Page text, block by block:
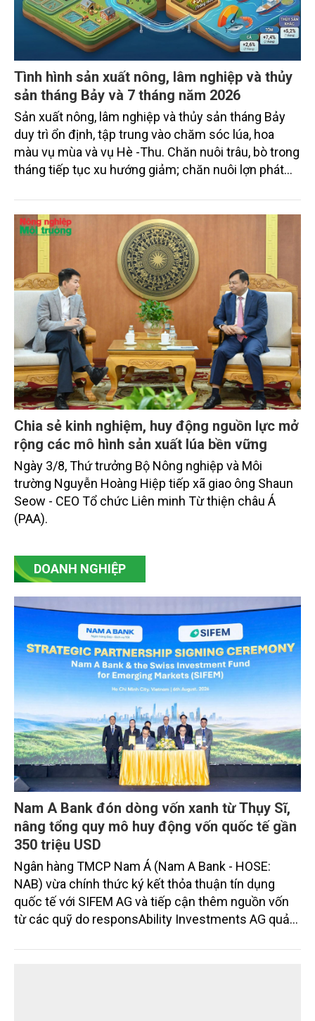
Tình hình sản xuất nông, lâm nghiệp và thủy
sản tháng Bảy và 7 tháng năm 2026
Sản xuất nông, lâm nghiệp và thủy sản tháng Bảy
duy trì ổn định, tập trung vào chăm sóc lúa, hoa
tháng tiếp tục xu hướng giảm; chăn nuôi lợn phát
triển ổn định; chăn nuôi gia cầm duy trì đà tăng
trưởng khá. Diện tích rừng trồng mới và sản lượng
thủy sản đều tăng nhẹ.
Chia sẻ kinh nghiệm, huy động nguồn lực mở
rộng các mô hình sản xuất lúa bền vững
Ngày 3/8, Thứ trưởng Bộ Nông nghiệp và Môi
trường Nguyễn Hoàng Hiệp tiếp xã giao ông Shaun
Seow - CEO Tổ chức Liên minh Từ thiện châu Á
DOANH NGHIỆP
Nam A Bank đón dòng vốn xanh từ Thụy Sĩ,
nâng tổng quy mô huy động vốn quốc tế gần
350 triệu USD
Ngân hàng TMCP Nam Á (Nam A Bank - HOSE:
NAB) vừa chính thức ký kết thỏa thuận tín dụng
quốc tế với SIFEM AG và tiếp cận thêm nguồn vốn
từ các quỹ do responsAbility Investments AG quản